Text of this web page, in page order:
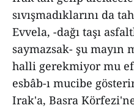
sıvışmadıklarını da
Evvela, -dağı taşı
saymazsak- şu mayın
halli gerekmiyor mu
esbâb-ı mucibe
Irak'a, Basra